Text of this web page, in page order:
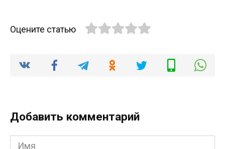
Оцените статью
Добавить комментарий
Имя